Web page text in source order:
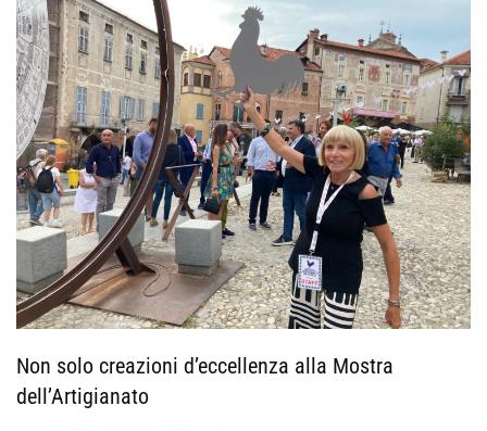
Non solo creazioni d’eccellenza alla Mostra
dell’Artigianato